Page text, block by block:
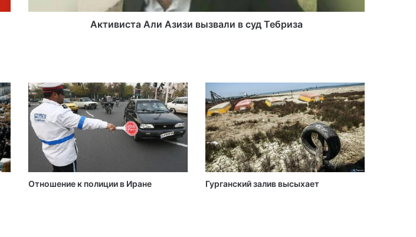
насильник детей
Брат Исхака Джахангири
Мехди Джахангири арестован
Активиста Али Азизи вызвали в суд Тебриза
Отношение к полиции в Иране Гурганский залив высыхает